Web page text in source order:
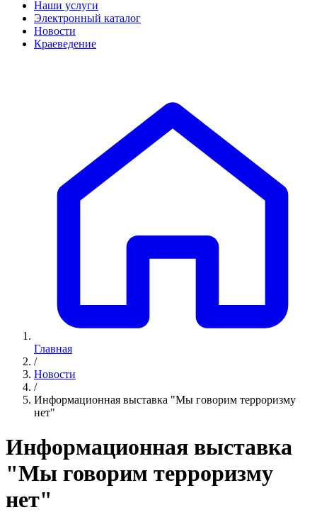
Наши услуги
Электронный каталог
Новости
Краеведение
Главная
/
Новости
/
Информационная выставка "Мы говорим терроризму
нет"
Информационная выставка
"Мы говорим терроризму
нет"